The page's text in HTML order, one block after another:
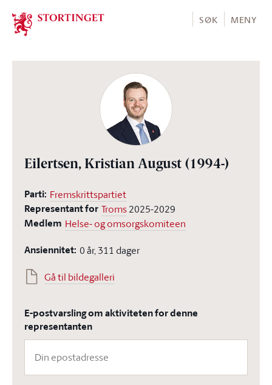
Stortinget.no
SØK MENY
Eilertsen, Kristian August (1994-)
Parti: Fremskrittspartiet
Representant for Troms2025-2029
Medlem Helse- og omsorgskomiteen
Ansiennitet: 0 år, 311 dager
Gå til bildegalleri
E-postvarsling om aktiviteten for denne
representanten